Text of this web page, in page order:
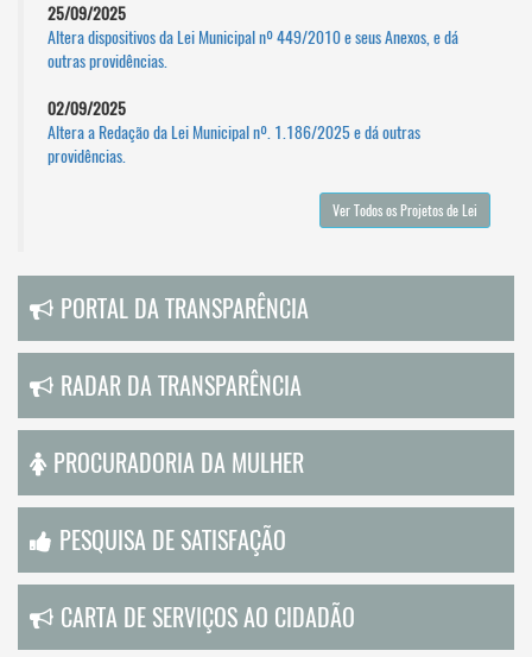
25/09/2025
Altera dispositivos da Lei Municipal nº 449/2010 e seus Anexos, e dá
outras providências.
02/09/2025
Altera a Redação da Lei Municipal nº. 1.186/2025 e dá outras
providências.
Ver Todos os Projetos de Lei
PORTAL DA TRANSPARÊNCIA
RADAR DA TRANSPARÊNCIA
PROCURADORIA DA MULHER
PESQUISA DE SATISFAÇÃO
CARTA DE SERVIÇOS AO CIDADÃO